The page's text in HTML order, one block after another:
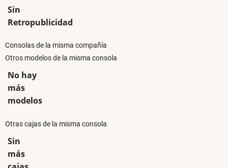
Sin
Retropublicidad
Consolas de la misma compañía
Otros modelos de la misma consola
No hay
más
modelos
Otras cajas de la misma consola
Sin
más